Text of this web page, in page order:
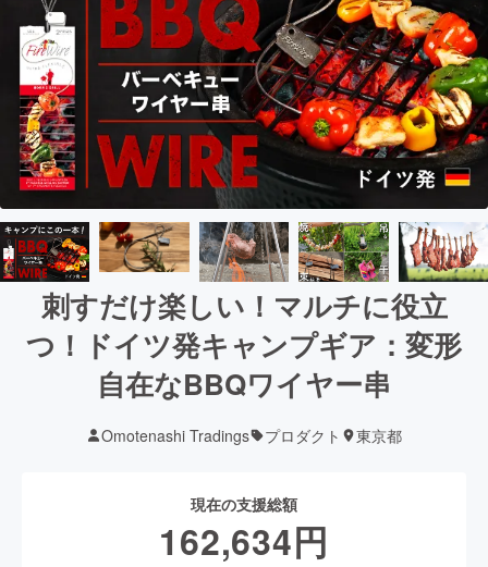
刺すだけ楽しい！マルチに役立
つ！ドイツ発キャンプギア：変形
自在なBBQワイヤー串
Omotenashi Tradings プロダクト 東京都
現在の支援総額
162,634円